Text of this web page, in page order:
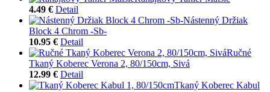
4.49 € Detail
Nástenný Držiak
Block 4 Chrom -Sb-
10.95 € Detail
Ručné
Tkaný Koberec Verona 2, 80/150cm, Sivá
12.99 € Detail
Tkaný Koberec Kabul